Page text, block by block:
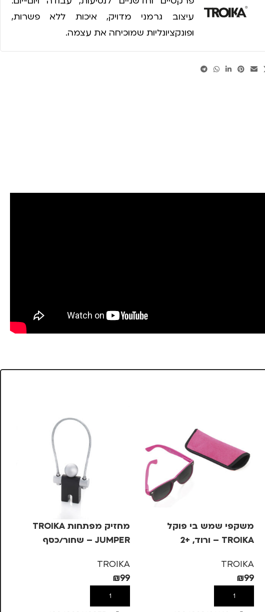
עיצוב גרמני מדויק, איכות ללא פשרות,
ופונקציונליות שמוכיחה את עצמה.
משקפי שמש בי פוקל
TROIKA – ורוד, +2
TROIKA
₪99
הוספה לסל
מחזיק מפתחות TROIKA
JUMPER – שחור/כסף
TROIKA
₪99
הוספה לסל